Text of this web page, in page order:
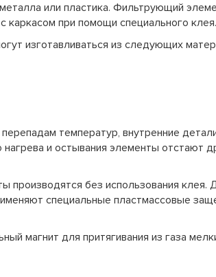
или пластика. Фильтрующий
каркасом при помощи специального клея.
изготавливаться из следующих
температур, внутренние
и остывания элементы отстают
без использования клея.
специальные пластмассовые
магнит для притягивания из газа